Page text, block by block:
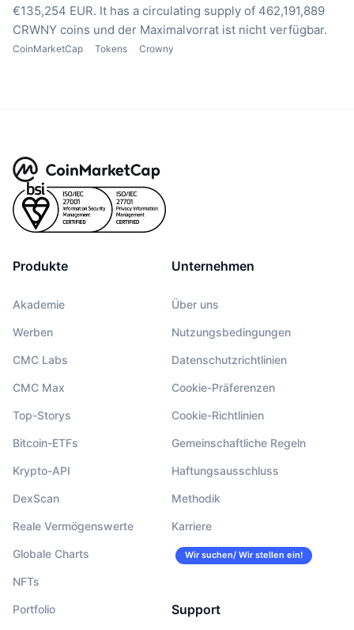
€135,254 EUR. It has a circulating supply of 462,191,889
CRWNY coins und der Maximalvorrat ist nicht verfügbar.
CoinMarketCap Tokens Crowny
Produkte
Akademie
Werben
CMC Labs
CMC Max
Top-Storys
Bitcoin-ETFs
Krypto-API
DexScan
Reale Vermögenswerte
Globale Charts
NFTs
Portfolio
Unternehmen
Über uns
Nutzungsbedingungen
Datenschutzrichtlinien
Cookie-Präferenzen
Cookie-Richtlinien
Gemeinschaftliche Regeln
Haftungsausschluss
Methodik
Karriere
Wir suchen/ Wir stellen ein!
Support